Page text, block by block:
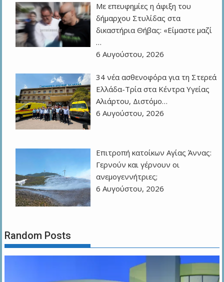
Με επευφημίες η άφιξη του
δήμαρχου Στυλίδας στα
δικαστήρια Θήβας: «Είμαστε μαζί
…
6 Αυγούστου, 2026
34 νέα ασθενοφόρα για τη Στερεά
Ελλάδα-Τρία στα Κέντρα Υγείας
Αλιάρτου, Διστόμο…
6 Αυγούστου, 2026
Επιτροπή κατοίκων Αγίας Άννας:
Γερνούν και γέρνουν οι
ανεμογεννήτριες;
6 Αυγούστου, 2026
Random Posts